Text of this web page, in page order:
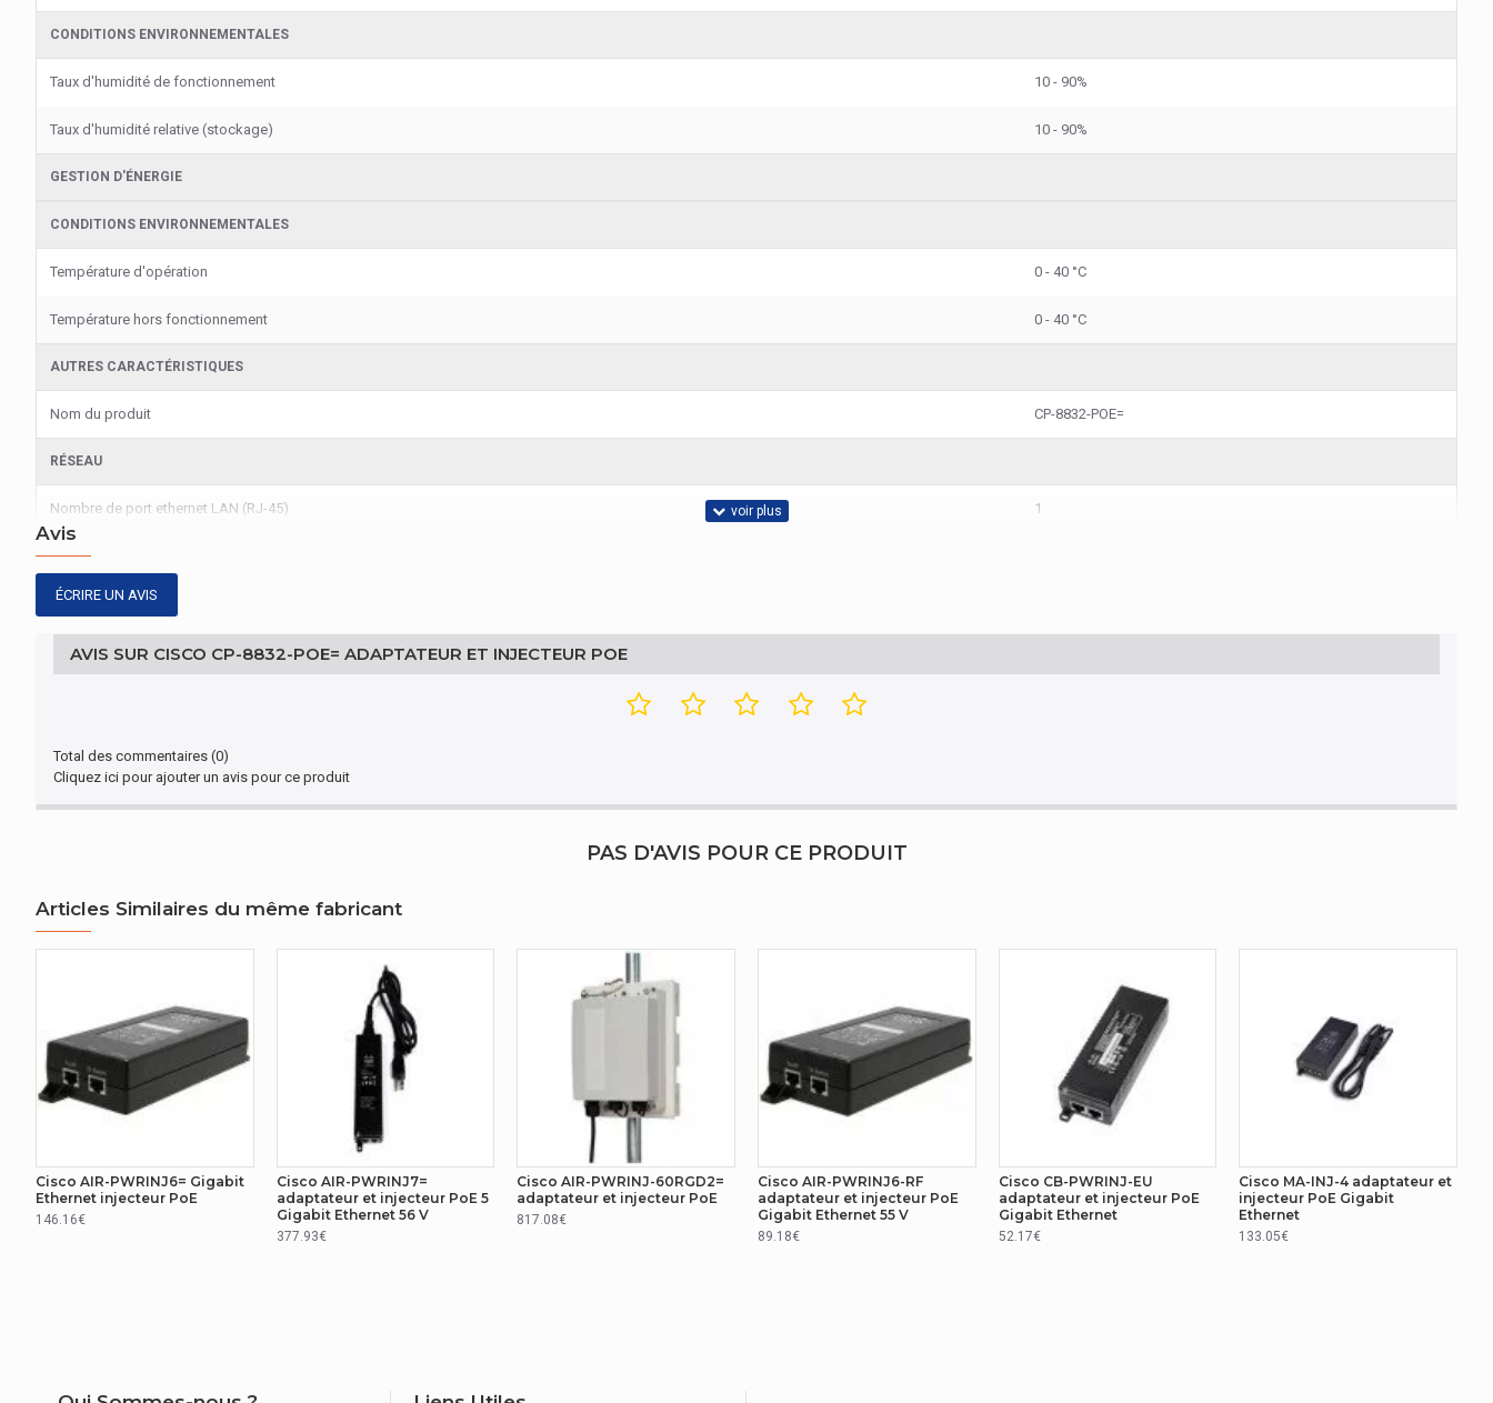
CONDITIONS ENVIRONNEMENTALES
Taux d'humidité de fonctionnement 10 - 90%
Taux d'humidité relative (stockage) 10 - 90%
GESTION D'ÉNERGIE
CONDITIONS ENVIRONNEMENTALES
Température d'opération 0 - 40 °C
Température hors fonctionnement 0 - 40 °C
AUTRES CARACTÉRISTIQUES
Nom du produit CP-8832-POE=
RÉSEAU
Nombre de port ethernet LAN (RJ-45) 1
DESIGN
Code du système harmonisé
Avis
ÉCRIRE UN AVIS
AVIS SUR CISCO CP-8832-POE= ADAPTATEUR ET INJECTEUR POE
Total des commentaires (0)
Cliquez ici pour ajouter un avis pour ce produit
PAS D'AVIS POUR CE PRODUIT
Articles Similaires du même fabricant
Cisco AIR-PWRINJ6= Gigabit
Ethernet injecteur PoE
146.16€
Cisco AIR-PWRINJ7=
adaptateur et injecteur PoE 5
Gigabit Ethernet 56 V
377.93€
Cisco AIR-PWRINJ-60RGD2=
adaptateur et injecteur PoE
817.08€
Cisco AIR-PWRINJ6-RF
adaptateur et injecteur PoE
Gigabit Ethernet 55 V
89.18€
Cisco CB-PWRINJ-EU
adaptateur et injecteur PoE
Gigabit Ethernet
52.17€
Cisco MA-INJ-4 adaptateur et
injecteur PoE Gigabit
Ethernet
133.05€